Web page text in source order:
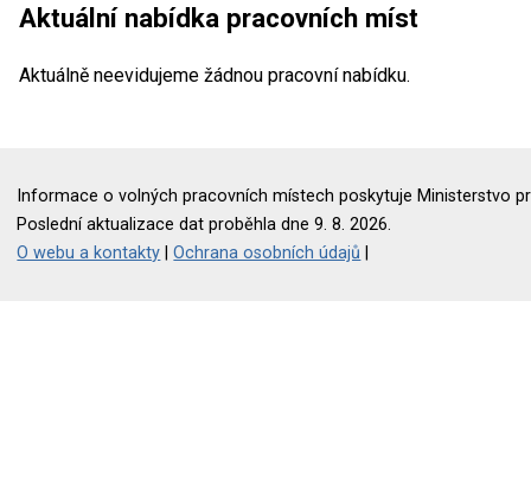
Aktuální nabídka pracovních míst
Aktuálně neevidujeme žádnou pracovní nabídku.
Informace o volných pracovních místech poskytuje Ministerstvo
Poslední aktualizace dat proběhla dne 9. 8. 2026.
O webu a kontakty |Ochrana osobních údajů